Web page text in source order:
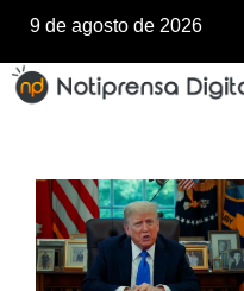
9 de agosto de 2026